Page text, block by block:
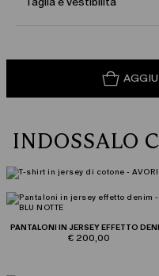
INDOSSALO
PANTALONI IN JERSEY EFFETTO
€ 200,00